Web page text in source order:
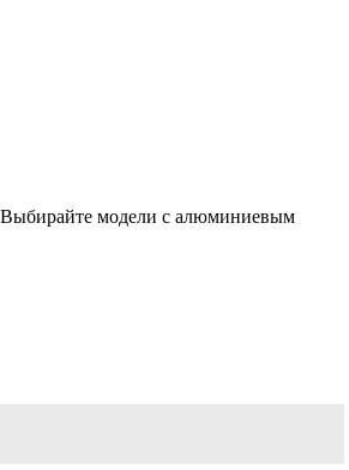
Выбирайте модели с алюминиевым